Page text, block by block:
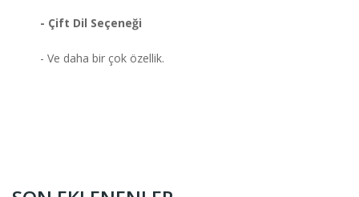
- Çift Dil Seçeneği
- Ve daha bir çok özellik.